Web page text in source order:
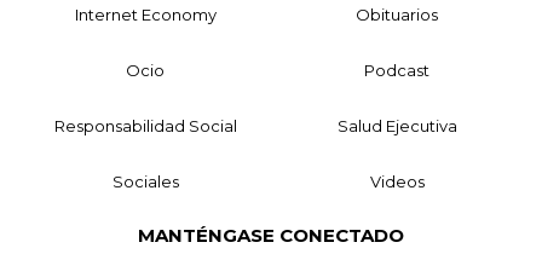
Internet Economy Obituarios
Ocio Podcast
Responsabilidad Social Salud Ejecutiva
Sociales Videos
MANTÉNGASE CONECTADO